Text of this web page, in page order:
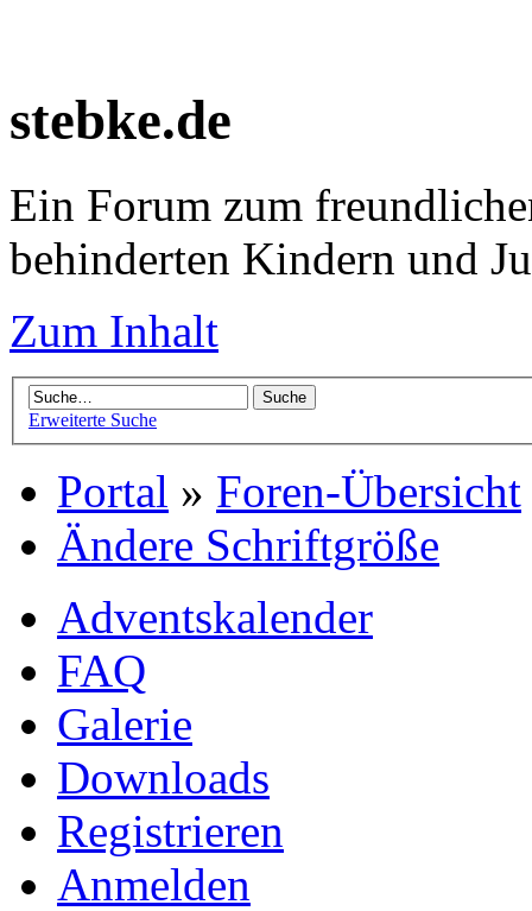
stebke.de
Ein Forum zum
behinderten Kindern und
Zum Inhalt
Erweiterte Suche
Portal » Foren-Übersicht
Ändere Schriftgröße
Adventskalender
FAQ
Galerie
Downloads
Registrieren
Anmelden